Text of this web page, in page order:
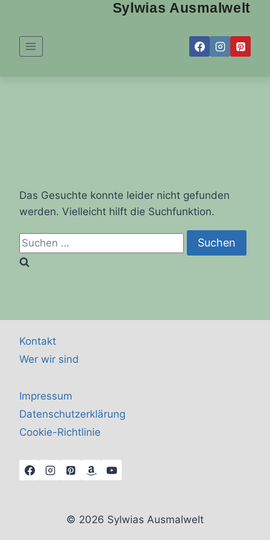
springen
Sylwias Ausmalwelt
Das Gesuchte konnte leider nicht gefunden
werden. Vielleicht hilft die Suchfunktion.
Suchen
nach:
Kontakt
Wer wir sind
Impressum
Datenschutzerklärung
Cookie-Richtlinie
© 2026 Sylwias Ausmalwelt